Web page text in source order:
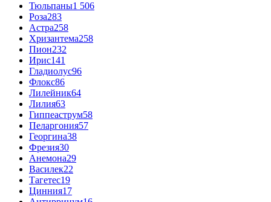
Тюльпаны1 506
Роза283
Астра258
Хризантема258
Пион232
Ирис141
Гладиолус96
Флокс86
Лилейник64
Лилия63
Гиппеаструм58
Пеларгония57
Георгина38
Фрезия30
Анемона29
Василек22
Тагетес19
Цинния17